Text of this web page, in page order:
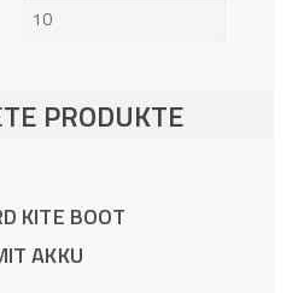
PRODUKTE
KITE BOOT
AKKU